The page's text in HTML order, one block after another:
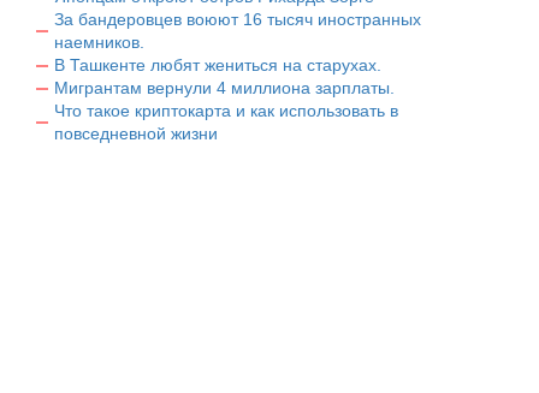
За бандеровцев воюют 16 тысяч иностранных
наемников.
В Ташкенте любят жениться на старухах.
Мигрантам вернули 4 миллиона зарплаты.
Что такое криптокарта и как использовать в
повседневной жизни